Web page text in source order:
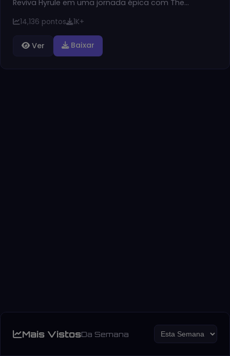
Reviva Hyrule em uma jornada épica com The…
14,136 pontos 1K+
Ver Baixar
Mais VistosDa Semana